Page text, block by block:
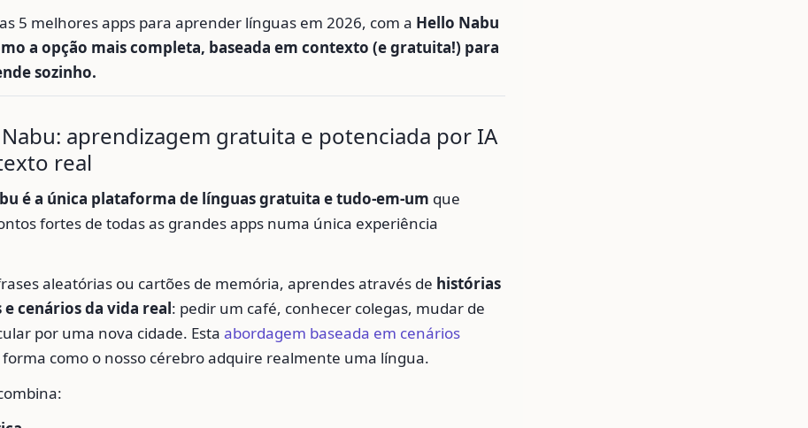
5 melhores apps para aprender línguas em 2026, com a Hello Nabu
a opção mais completa, baseada em contexto (e gratuita!) para
sozinho.
aprendizagem gratuita e potenciada por IA
real
é a única plataforma de línguas gratuita e tudo-em-um que
fortes de todas as grandes apps numa única experiência
aleatórias ou cartões de memória, aprendes através de histórias
cenários da vida real: pedir um café, conhecer colegas, mudar de
por uma nova cidade. Esta abordagem baseada em cenários
como o nosso cérebro adquire realmente uma língua.